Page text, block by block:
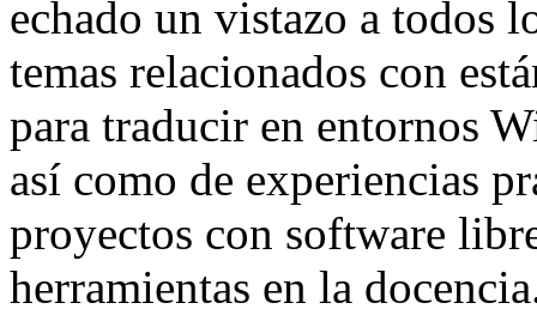
echado un vistazo a todos
temas relacionados con
para traducir en entornos
así como de experiencias
proyectos con software
herramientas en la